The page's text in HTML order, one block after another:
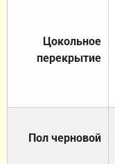
Цокольное
перекрытие
Пол черновой